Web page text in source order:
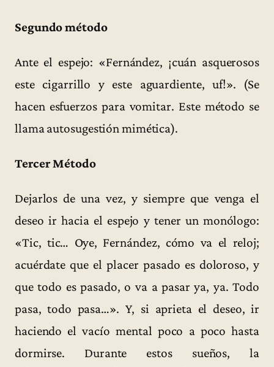
Segundo método
Ante el espejo: «Fernández, ¡cuán asquerosos
este cigarrillo y este aguardiente, uf!». (Se
hacen esfuerzos para vomitar. Este método se
llama autosugestión mimética).
Tercer Método
Dejarlos de una vez, y siempre que venga el
deseo ir hacia el espejo y tener un monólogo:
«Tic, tic… Oye, Fernández, cómo va el reloj;
acuérdate que el placer pasado es doloroso, y
que todo es pasado, o va a pasar ya, ya. Todo
pasa, todo pasa…». Y, si aprieta el deseo, ir
haciendo el vacío mental poco a poco hasta
dormirse. Durante estos sueños, la